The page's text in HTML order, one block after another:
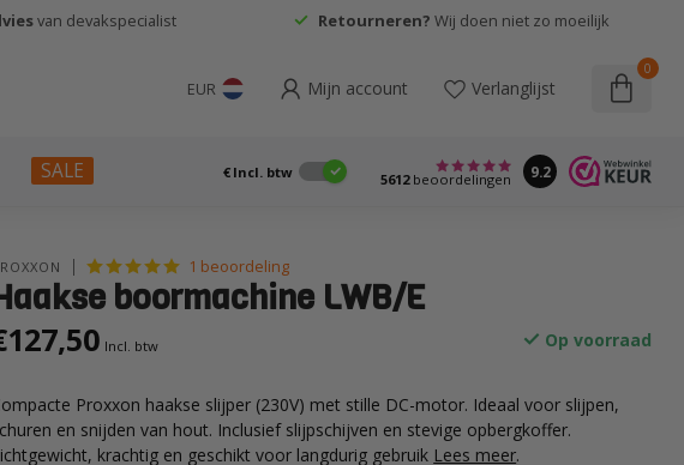
van devakspecialist Retourneren? Wij doen niet zo moeilijk
EUR Mijn account Verlanglijst
0
SALE € Incl. btw 5612beoordelingen 9.2
1 beoordeling
boormachine LWB/E
Incl. btw Op voorraad
Proxxon haakse slijper (230V) met stille DC-motor. Ideaal voor slijpen,
en snijden van hout. Inclusief slijpschijven en stevige opbergkoffer.
krachtig en geschikt voor langdurig gebruik Lees meer.